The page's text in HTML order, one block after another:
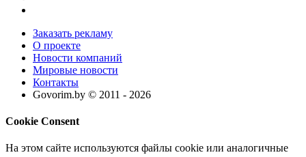
Заказать рекламу
О проекте
Новости компаний
Мировые новости
Контакты
Govorim.by © 2011 - 2026
Cookie Consent
На этом сайте используются файлы cookie или аналогичные